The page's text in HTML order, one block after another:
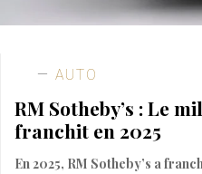
AUTO
RM Sotheby’s : Le
franchit en 2025
En 2025, RM Sotheby’s a